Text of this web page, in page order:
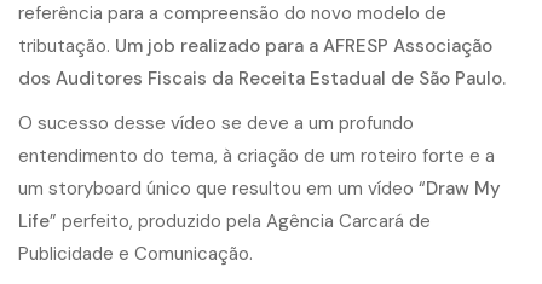
referência para a compreensão do novo modelo de
tributação. Um job realizado para a AFRESP Associação
dos Auditores Fiscais da Receita Estadual de São Paulo.
O sucesso desse vídeo se deve a um profundo
entendimento do tema, à criação de um roteiro forte e a
um storyboard único que resultou em um vídeo “Draw My
Life” perfeito, produzido pela Agência Carcará de
Publicidade e Comunicação.